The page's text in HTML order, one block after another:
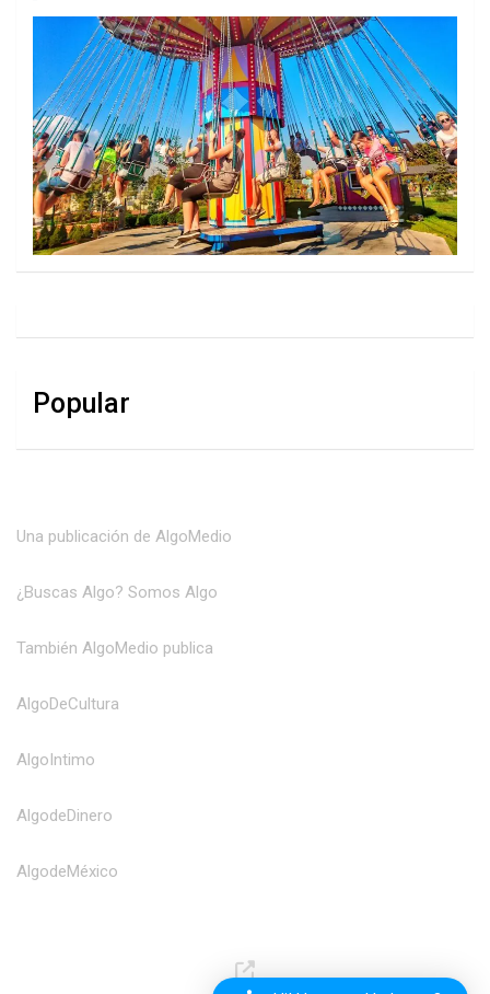
Popular
Una publicación de AlgoMedio
¿Buscas Algo? Somos Algo
También AlgoMedio publica
AlgoDeCultura
AlgoIntimo
AlgodeDinero
AlgodeMéxico